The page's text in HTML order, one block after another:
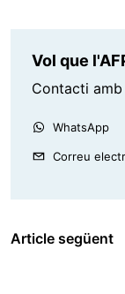
Vol que
Contacti
WhatsApp
Correu
Article següent